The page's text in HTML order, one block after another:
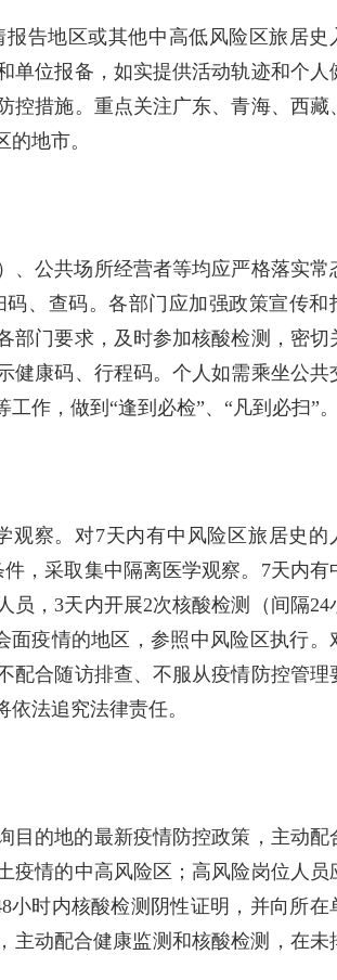
告地区或其他中高低风险区旅居史
单位报备，如实提供活动轨迹和个人
措施。重点关注广东、青海、西藏、
地市。
、公共场所经营者等均应严格落实常
、查码。各部门应加强政策宣传和
部门要求，及时参加核酸检测，密切
健康码、行程码。个人如需乘坐公共
作，做到“逢到必检”、“凡到必扫”。
察。对7天内有中风险区旅居史的
，采取集中隔离医学观察。7天内有
员，3天内开展2次核酸检测（间隔24
面疫情的地区，参照中风险区执行。
配合随访排查、不服从疫情防控管理
法追究法律责任。
目的地的最新疫情防控政策，主动配
疫情的中高风险区；高风险岗位人员
小时内核酸检测阴性证明，并向所在
主动配合健康监测和核酸检测，在未